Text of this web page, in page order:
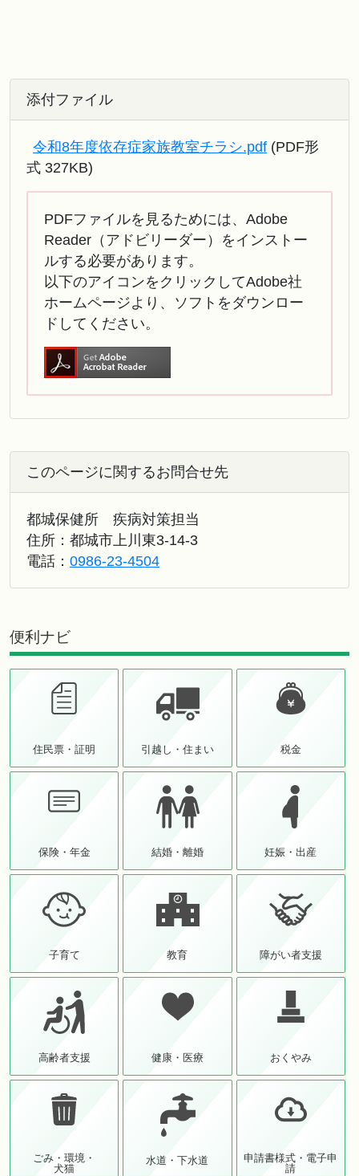
添付ファイル
令和8年度依存症家族教室チラシ.pdf (PDF形
式 327KB)
PDFファイルを見るためには、Adobe
Reader（アドビリーダー）をインストー
ルする必要があります。
以下のアイコンをクリックしてAdobe社
ホームページより、ソフトをダウンロー
ドしてください。
このページに関するお問合せ先
都城保健所 疾病対策担当
住所：都城市上川東3-14-3
電話： 0986-23-4504
便利ナビ
住民票・証明 引越し・住まい 税金
保険・年金 結婚・離婚 妊娠・出産
子育て 教育 障がい者支援
高齢者支援 健康・医療 おくやみ
ごみ・環境・
犬猫
水道・下水道
申請書様式・電子申
請